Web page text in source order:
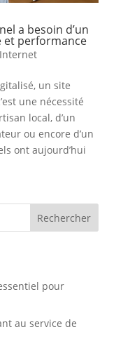
a besoin d’un
et performance
un site
une nécessité
local, d’un
ou encore d’un
ont aujourd’hui
Rechercher
pour
au service de